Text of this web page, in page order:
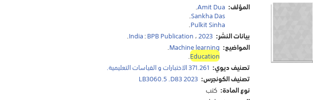
المؤلف: Amit Dua
.
Sankha Das
.
Pulkit Sinha
.
بيانات النشر:
India:BPB Publication ،2023
.
المواضيع: Machine learning
.
Education
.
تصنيف ديوي: 371.261 الاختبارات و القياسات التعليمية.
تصنيف الكونجرس: LB3060.5 .D83 2023
نوع المادة: كتب